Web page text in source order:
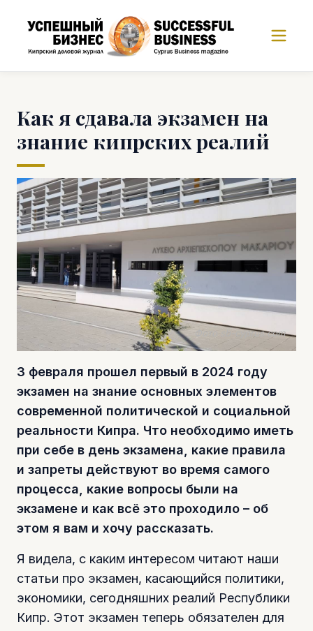
Как я сдавала экзамен на
знание кипрских реалий
Фото sb-cyprus.com
3 февраля прошел первый в 2024 году
экзамен на знание основных элементов
современной политической и социальной
реальности Кипра. Что необходимо иметь
при себе в день экзамена, какие правила
и запреты действуют во время самого
процесса, какие вопросы были на
экзамене и как всё это проходило – об
этом я вам и хочу рассказать.
Я видела, с каким интересом читают наши
статьи про экзамен, касающийся политики,
экономики, сегодняшних реалий Республики
Кипр. Этот экзамен теперь обязателен для